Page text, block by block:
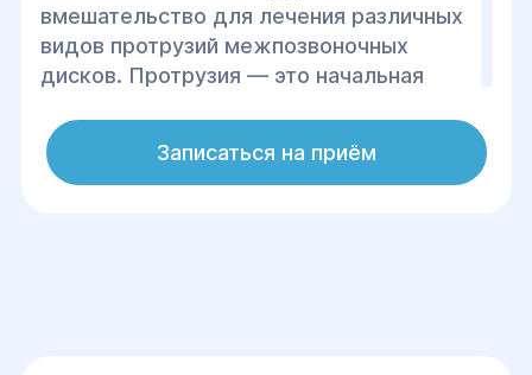
вмешательство для лечения различных
видов протрузий межпозвоночных
дисков. Протрузия — это начальная
грыжи, при которой диск смещается, но
его фиброзная оболочка остается
Записаться на приём